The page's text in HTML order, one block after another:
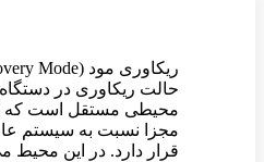
حالت ریکاوری در
محیطی مستقل است که
مجزا نسبت به سیستم
قرار دارد. در این محیط